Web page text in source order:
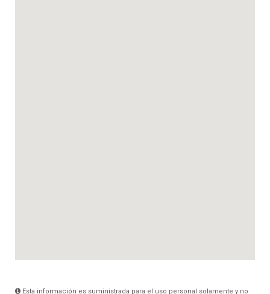
Esta información es suministrada para el uso personal solamente y no